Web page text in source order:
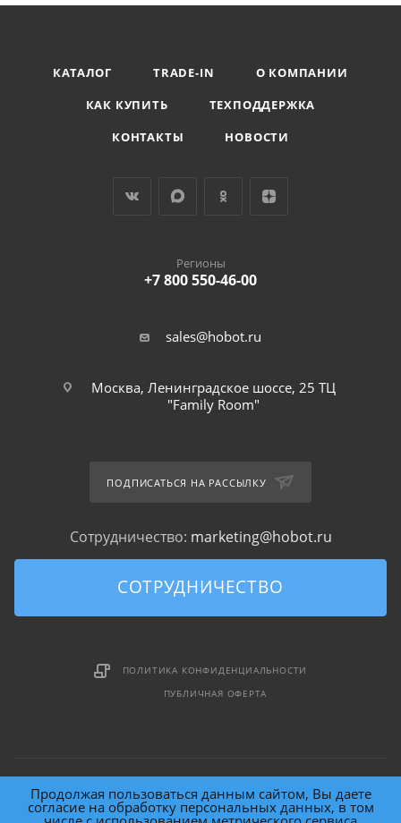
КАТАЛОГ TRADE-IN
О КОМПАНИИ
КАК КУПИТЬ
ТЕХПОДДЕРЖКА
КОНТАКТЫ
НОВОСТИ
Регионы
+7 800 550-46-00
sales@hobot.ru
Москва, Ленинградское шоссе, 25 ТЦ
"Family Room"
ПОДПИСАТЬСЯ НА РАССЫЛКУ
Сотрудничество: marketing@hobot.ru
СОТРУДНИЧЕСТВО
ПОЛИТИКА КОНФИДЕНЦИАЛЬНОСТИ
ПУБЛИЧНАЯ ОФЕРТА
Продолжая пользоваться данным сайтом, Вы даете
согласие на обработку персональных данных, в том